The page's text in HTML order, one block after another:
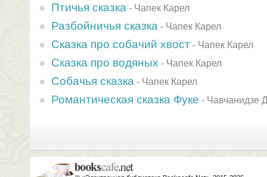
Птичья сказка - Чапек Карел
Разбойничья сказка - Чапек Карел
Сказка про собачий хвост - Чапек Карел
Сказка про водяных - Чапек Карел
Собачья сказка - Чапек Карел
Романтическая сказка Фуке - Чавчанидзе